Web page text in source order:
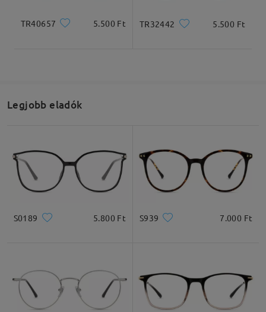
TR40657 5.500 Ft TR32442 5.500 Ft
Legjobb eladók
S0189 5.800 Ft S939 7.000 Ft